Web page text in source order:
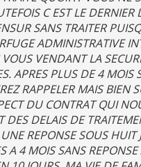
C EST LE DERNIER
SANS TRAITER
ADMINISTRATIVE
VENDANT LA
APRES PLUS DE 4 MOIS
RAPPELER MAIS BIEN
DU CONTRAT QUI
DELAIS DE
REPONSE SOUS HUIT
4 MOIS SANS REPONSE